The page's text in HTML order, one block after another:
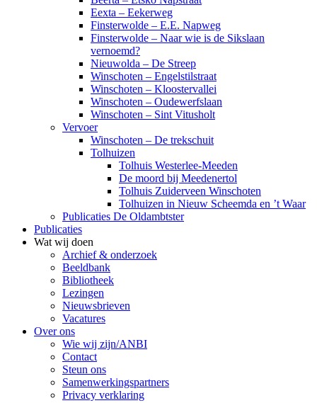
Eexta – Eekerweg
Finsterwolde – E.E. Napweg
Finsterwolde – Naar wie is de Sikslaan
vernoemd?
Nieuwolda – De Streep
Winschoten – Engelstilstraat
Winschoten – Kloostervallei
Winschoten – Oudewerfslaan
Winschoten – Sint Vitusholt
Vervoer
Winschoten – De trekschuit
Tolhuizen
Tolhuis Westerlee-Meeden
De moord bij Meedenertol
Tolhuis Zuiderveen Winschoten
Tolhuizen in Nieuw Scheemda en ’t Waar
Publicaties De Oldambtster
Publicaties
Wat wij doen
Archief & onderzoek
Beeldbank
Bibliotheek
Lezingen
Nieuwsbrieven
Vacatures
Over ons
Wie wij zijn/ANBI
Contact
Steun ons
Samenwerkingspartners
Privacy verklaring